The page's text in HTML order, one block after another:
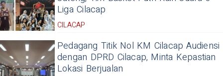
Liga Cilacap
CILACAP
Pedagang Titik Nol KM Cilacap Audiensi
dengan DPRD Cilacap, Minta Kepastian
Lokasi Berjualan